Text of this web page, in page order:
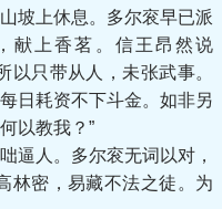
上休息。多尔衮早已派
献上香茗。信王昂然说
以只带从人，未张武事。
日耗资不下斗金。如非另
以教我？”
人。多尔衮无词以对，
林密，易藏不法之徒。为